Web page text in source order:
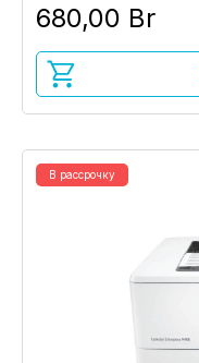
680,00 Br
В рассрочку